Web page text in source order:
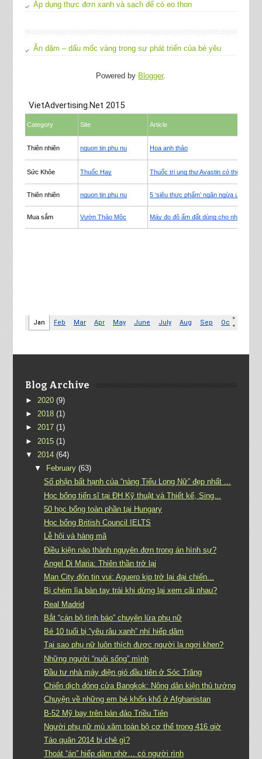
Áp dụng thực đơn xanh và sạch để có eo thon
Ăn dặm – dấu mốc vàng trong sự phát triển của bé yêu
Powered by Blogger.
Blog Archive
► 2020 (9)
► 2018 (1)
► 2017 (1)
► 2015 (1)
▼ 2014 (64)
▼
February (63)
Số phận bất hạnh của “nàng Tiểu Long Nữ” đẹp nhất ...
Học bổng tiến sĩ tại ĐH Kỹ thuật và Thiết kế, Sing...
50 học bổng toàn phần tại Hungary
Học bổng British Council IELTS
Lễ hội và hàng mã
Điều kiện nào thành nguyên đơn trong án hình sự?
Angel Di Maria: Thiên thần trở lại
Man City đón tin vui: Aguero kịp trở lại đại chiến...
Bị chém lìa bàn tay trái khi dừng lại xem cãi nhau?
Real Madrid
Bắt “cán bộ tình báo” chuyên lừa phụ nữ
Bé 10 tuổi bị “yêu râu xanh” nhí hiếp dâm
Tại sao phụ nữ luôn thích được người lạ ngợi khen?
Những người “nuôi sống” mình
Đầu tư nhà máy điện gió đầu tiên ở Sóc Trăng
Chiến dịch đóng cửa Bangkok: Nông dân kiện thủ tướng
Chuyện về những em bé khốn khổ ở Afghanistan
B-52 Mỹ bay trên bán đảo Triều Tiên
Người phụ nữ mù xăm toàn bộ cơ thể trong 416 giờ
Táo quân 2014 bị chê gì?
Thoát “án” hiếp dâm nhờ… có người rình